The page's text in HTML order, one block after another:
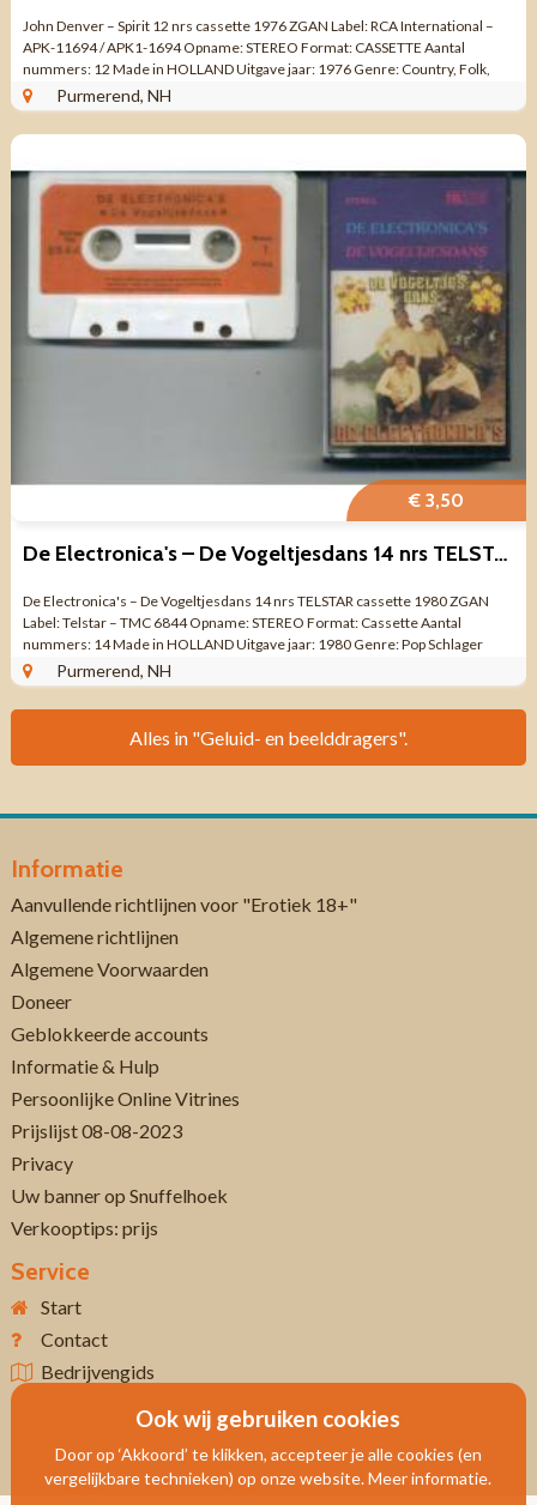
John Denver – Spirit 12 nrs cassette 1976 ZGAN Label: RCA International –
APK-11694 / APK1-1694 Opname: STEREO Format: CASSETTE Aantal
nummers: 12 Made in HOLLAND Uitgave jaar: 1976 Genre: Country, Folk,
Soft Rock ...Purmerend, NH
€ 3,50
De Electronica's – De Vogeltjesdans 14 nrs TELSTAR cassette
De Electronica's – De Vogeltjesdans 14 nrs TELSTAR cassette 1980 ZGAN
Label: Telstar – TMC 6844 Opname: STEREO Format: Cassette Aantal
nummers: 14 Made in HOLLAND Uitgave jaar: 1980 Genre: Pop Schlager
Kwaliteit: ...Purmerend, NH
Alles in "Geluid- en beelddragers".
Informatie
Aanvullende richtlijnen voor "Erotiek 18+"
Algemene richtlijnen
Algemene Voorwaarden
Doneer
Geblokkeerde accounts
Informatie & Hulp
Persoonlijke Online Vitrines
Prijslijst 08-08-2023
Privacy
Uw banner op Snuffelhoek
Verkooptips: prijs
Service
Start
Contact
Bedrijvengids
Ook wij gebruiken cookies
Door op ‘Akkoord’ te klikken, accepteer je alle cookies (en
vergelijkbare technieken) op onze website. Meer informatie.